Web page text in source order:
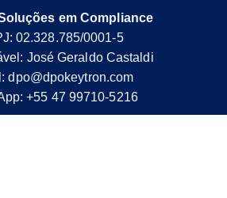
em Compliance
02.328.785/0001-5
José Geraldo Castaldi
dpo@dpokeytron.com
+55 47 99710-5216